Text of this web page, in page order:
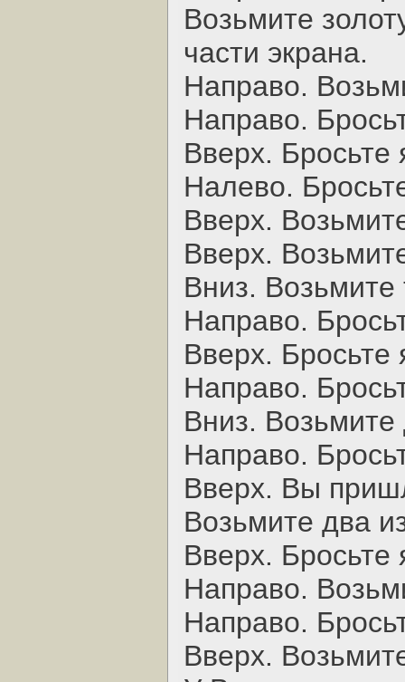
Возьмите
части экрана.
Hаправо.
Hаправо.
Вверх. Бросьте
Hалево.
Вверх.
Вверх.
Вниз. Возьмите
Hаправо.
Вверх. Бросьте
Hаправо.
Вниз. Возьмите
Hаправо.
Вверх. Вы
Возьмите два
Вверх. Бросьте
Hаправо.
Hаправо.
Вверх.